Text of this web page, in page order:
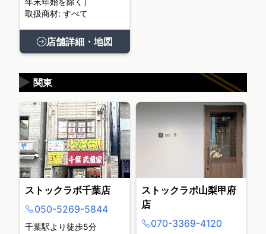
取扱商材: すべて
店舗詳細・地図
関東
▶
ストックラボ千葉店
050-5269-5844
千葉駅より徒歩5分
ストックラボ山梨甲府
店
070-3369-4120